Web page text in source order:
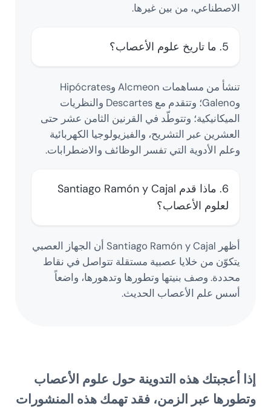
الاصطناعي، من بين غيرها.
5. ما تاريخ علوم الأعصاب؟
تنشأ من مساهمات Alcmeon وHipócrates
وGaleno؛ وتتقدم مع Descartes والنظريات
الميكانيكية؛ وتتوطّد في القرنين الثامن عشر حتى
العشرين عبر التشريح، والفيزيولوجيا الكهربائية
وعلم الأدوية التي تفسر الوظائف والاضطرابات.
6. ماذا قدم Santiago Ramón y Cajal
لعلوم الأعصاب؟
أظهر Santiago Ramón y Cajal أن الجهاز العصبي
يتكوّن من خلايا عصبية مستقلة تتواصل في نقاط
محددة. وصف بنيتها وتطورها وتدهورها، واضعاً
أسس علم الأعصاب الحديث.
إذا أعجبتك هذه التدوينة حول علوم الأعصاب
وتطورها عبر الزمن، فقد تهمك هذه المنشورات